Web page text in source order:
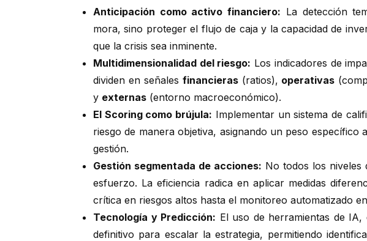
Anticipación como activo financiero: La detección
mora, sino proteger el flujo de caja y la capacidad de
que la crisis sea inminente.
Multidimensionalidad del riesgo: Los indicadores de
dividen en señales financieras(ratios), operativas
y externas (entorno macroeconómico).
El Scoring como brújula: Implementar un sistema de
riesgo de manera objetiva, asignando un peso específico
gestión.
Gestión segmentada de acciones: No todos los niveles
esfuerzo. La eficiencia radica en aplicar medidas
crítica en riesgos altos hasta el monitoreo automatizado
Tecnología y Predicción: El uso de herramientas de
definitivo para escalar la estrategia, permitiendo